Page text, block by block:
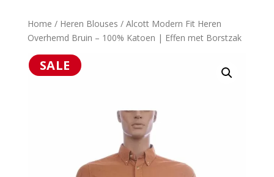
Home / Heren Blouses / Alcott Modern Fit Heren
Overhemd Bruin – 100% Katoen | Effen met Borstzak
SALE